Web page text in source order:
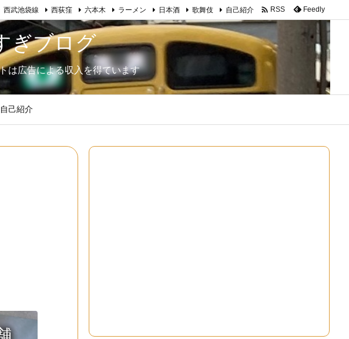
ぎブログ
は広告による収入を得ています
自己紹介
西武池袋線 西荻窪 六本木 ラーメン 日本酒 歌舞伎 自己紹介  RSS Feedly